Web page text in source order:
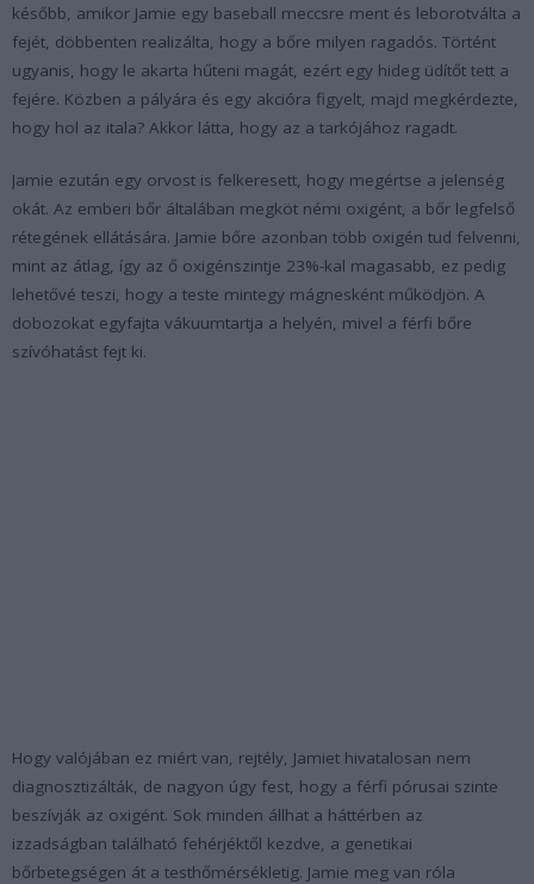
később, amikor Jamie egy baseball meccsre ment és leborotválta a
fejét, döbbenten realizálta, hogy a bőre milyen ragadós. Történt
ugyanis, hogy le akarta hűteni magát, ezért egy hideg üdítőt tett a
fejére. Közben a pályára és egy akcióra figyelt, majd megkérdezte,
hogy hol az itala? Akkor látta, hogy az a tarkójához ragadt.
Jamie ezután egy orvost is felkeresett, hogy megértse a jelenség
okát. Az emberi bőr általában megköt némi oxigént, a bőr legfelső
rétegének ellátására. Jamie bőre azonban több oxigén tud felvenni,
mint az átlag, így az ő oxigénszintje 23%-kal magasabb, ez pedig
lehetővé teszi, hogy a teste mintegy mágnesként működjön. A
dobozokat egyfajta vákuumtartja a helyén, mivel a férfi bőre
szívóhatást fejt ki.
Hogy valójában ez miért van, rejtély, Jamiet hivatalosan nem
diagnosztizálták, de nagyon úgy fest, hogy a férfi pórusai szinte
beszívják az oxigént. Sok minden állhat a háttérben az
izzadságban található fehérjéktől kezdve, a genetikai
bőrbetegségen át a testhőmérsékletig. Jamie meg van róla